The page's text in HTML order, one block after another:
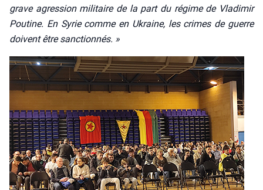
grave agres­sion mili­taire de la part du régime de Vla­di­mir
Pou­tine. En Syrie comme en Ukraine, les crimes de guerre
doivent être sanc­tion­nés. »